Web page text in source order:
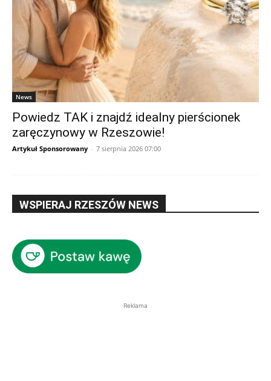
News
Powiedz TAK i znajdź idealny pierścionek
zaręczynowy w Rzeszowie!
Artykuł Sponsorowany - 7 sierpnia 2026 07:00
WSPIERAJ RZESZÓW NEWS
Reklama